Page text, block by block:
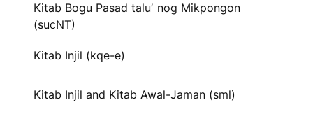
Kitab Bogu Pasad taluʼ nog Mikpongon
(sucNT)
Kitab Injil (kqe-e)
Kitab Injil and Kitab Awal-Jaman (sml)